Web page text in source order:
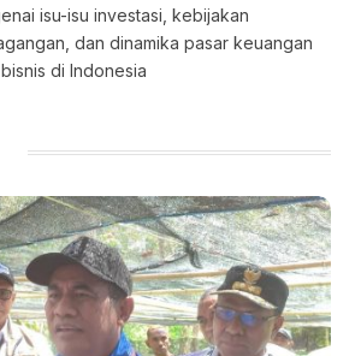
isu-isu investasi, kebijakan
dan dinamika pasar keuangan
di Indonesia